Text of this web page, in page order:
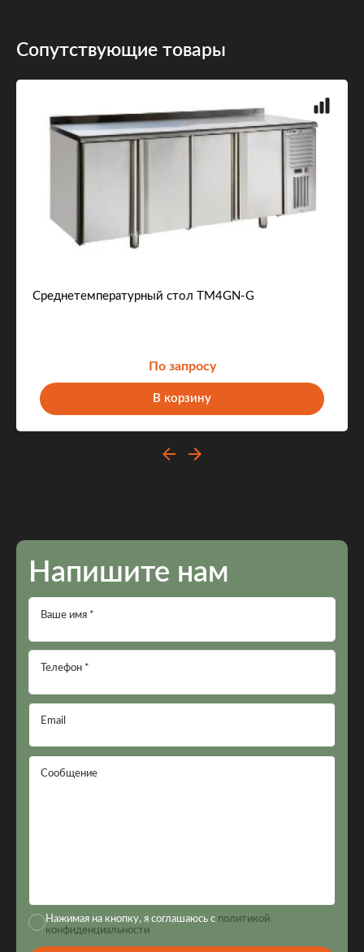
Сопутствующие товары
Среднетемпературный стол TM4GN-G
По запросу
В корзину
Напишите нам
Ваше имя *
Телефон *
Email
Сообщение
Нажимая на кнопку, я соглашаюсь с политикой
конфиденциальности